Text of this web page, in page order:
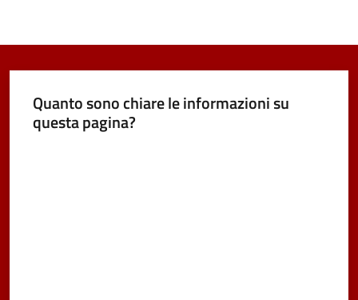
Quanto sono chiare le informazioni su
questa pagina?